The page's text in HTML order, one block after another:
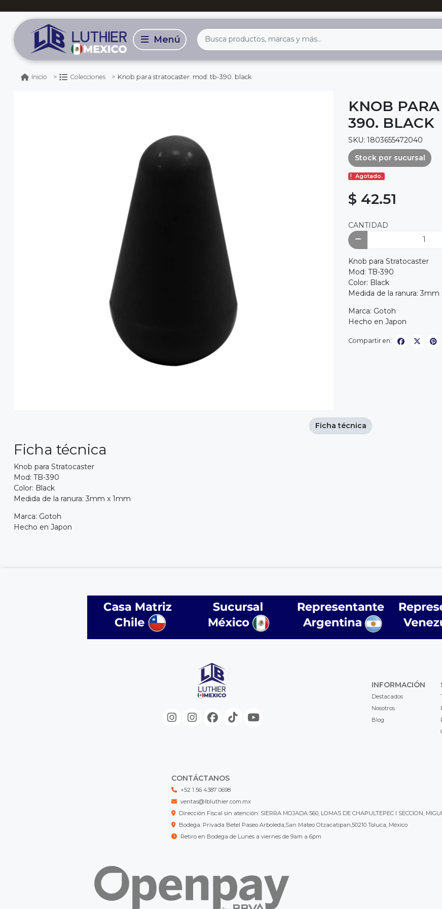
Inicio Colecciones Knob para stratocaster. mod: tb-390. black
KNOB
390. BLACK
SKU: 1803655472040
Stock por sucursal
Agotado.
$ 42.51
CANTIDAD
Knob para Stratocaster
Mod: TB-390
Color: Black
Medida de la ranura: 3mm
Marca: Gotoh
Hecho en Japon
Compartir en:
Ficha técnica
Knob para Stratocaster
Mod: TB-390
Color: Black
Medida de la ranura: 3mm x 1mm
Marca: Gotoh
Hecho en Japon
Ficha técnica
INFORMACIÓN
Destacados
Nosotros
Blog
CONTÁCTANOS
+52 1 56 4387 0698
ventas@lbluthier.com.mx
Dirección Fiscal sin atención: SIERRA MOJADA 560, LOMAS DE CHAPULTEPEC I SECCION,
Bodega: Privada Betel Paseo Arboleda,San Mateo Otzacatipan,50210 Toluca, México
Retiro en Bodega de Lunes a viernes de 9am a 6pm